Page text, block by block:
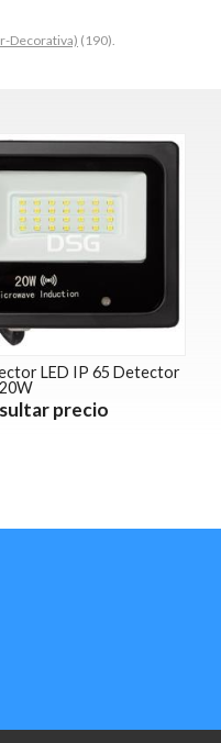
Decorativa) (190).
LED IP 65 Detector
precio